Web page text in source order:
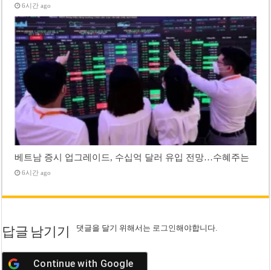
6시간 ago
베트남 증시 업그레이드, 수십억 달러 유입 전망…수혜주는
6시간 ago
답글 남기기 댓글을 달기 위해서는 로그인해야합니다.
Continue with Google